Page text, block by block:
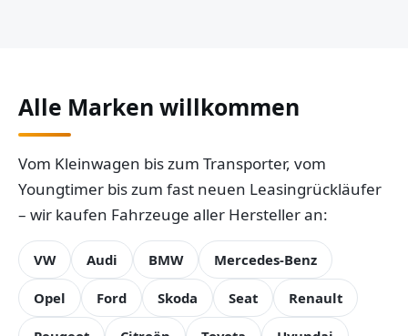
Alle Marken willkommen
Vom Kleinwagen bis zum Transporter, vom
Youngtimer bis zum fast neuen Leasingrückläufer
– wir kaufen Fahrzeuge aller Hersteller an:
VW Audi BMW Mercedes-Benz
Opel Ford Skoda Seat Renault